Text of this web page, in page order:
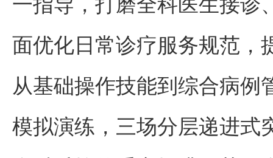
面优化日常诊疗服务规范，
从基础操作技能到综合病例
模拟演练，三场分层递进式